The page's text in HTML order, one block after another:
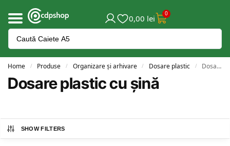
0,00 lei 0
Home / Produse / Organizare și arhivare / Dosare plastic / Dosare plastic cu șină
Dosare plastic cu șină
SHOW FILTERS